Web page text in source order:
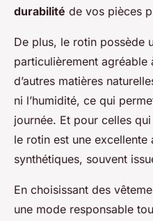
durabilité de vos pièces
De plus, le rotin possède
particulièrement agréable
d’autres matières
ni l’humidité, ce qui
journée. Et pour celles
le rotin est une
synthétiques, souvent
En choisissant des
une mode responsable